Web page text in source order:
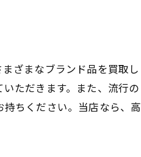
ざまなブランド品を買取し
ただきます。また、流行の
ちください。当店なら、高